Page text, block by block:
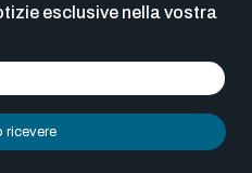
esclusive nella vostra
ricevere